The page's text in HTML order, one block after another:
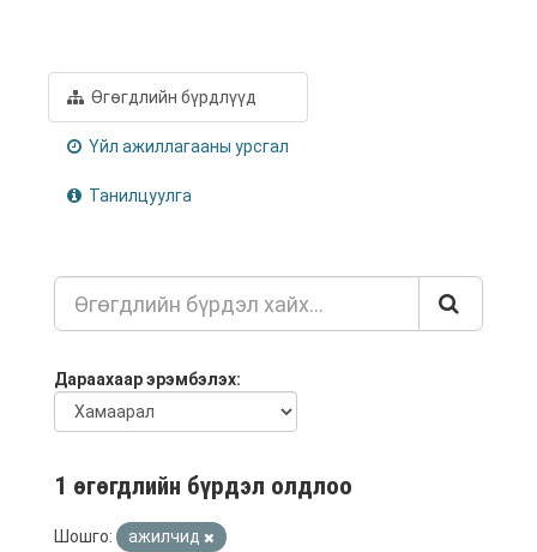
Өгөгдлийн бүрдлүүд
Үйл ажиллагааны урсгал
Танилцуулга
Дараахаар эрэмбэлэх
1 өгөгдлийн бүрдэл олдлоо
Шошго: ажилчид